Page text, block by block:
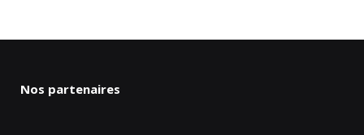
Nos partenaires